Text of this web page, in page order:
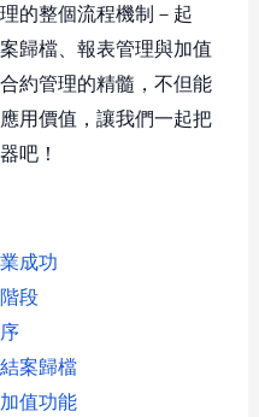
的整個流程機制－起
歸檔、報表管理與加值
約管理的精髓，不但能
用價值，讓我們一起把
吧！
成功
段
案歸檔
值功能